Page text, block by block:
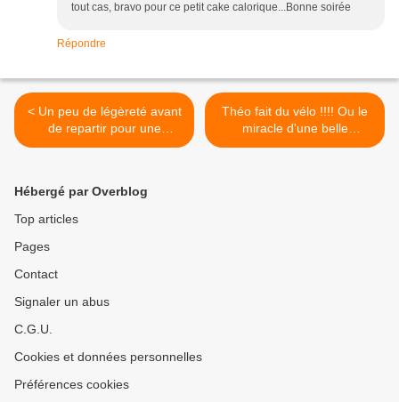
tout cas, bravo pour ce petit cake calorique...Bonne soirée
Répondre
< Un peu de légèreté avant
de repartir pour une
semaine à 100000
Théo fait du vélo !!!! Ou le
miracle d'une belle
rencontre... >
Hébergé par Overblog
Top articles
Pages
Contact
Signaler un abus
C.G.U.
Cookies et données personnelles
Préférences cookies